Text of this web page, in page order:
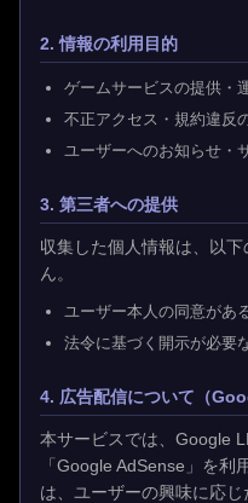
2. 情報の利用目的
ゲームサービスの提供・
不正アクセス・規約違反
ユーザーへのお知らせ・
3. 第三者への提供
収集した個人情報は、以
ん。
ユーザー本人の同意があ
法令に基づく開示が必要
4. 広告配信について（
本サービスでは、Google
「Google AdSense」を
は、ユーザーの興味に応